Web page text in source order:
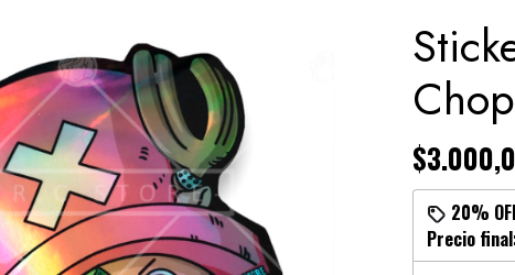
20%
Precio